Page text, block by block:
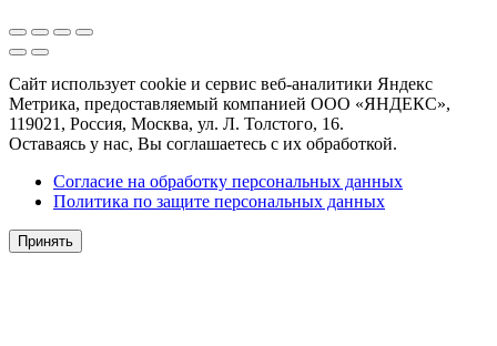
Сайт использует cookie и сервис веб-аналитики Яндекс
Метрика, предоставляемый компанией ООО «ЯНДЕКС»,
119021, Россия, Москва, ул. Л. Толстого, 16.
Оставаясь у нас, Вы соглашаетесь с их обработкой.
Согласие на обработку персональных данных
Политика по защите персональных данных
Принять